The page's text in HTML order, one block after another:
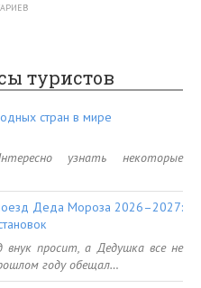
туристов
стран в мире
узнать некоторые
Деда Мороза 2026–2027:
просит, а Дедушка все не
году обещал…